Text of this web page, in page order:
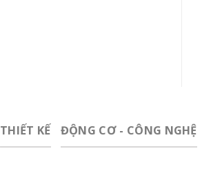
THIẾT KẾ ĐỘNG CƠ - CÔNG NGHỆ